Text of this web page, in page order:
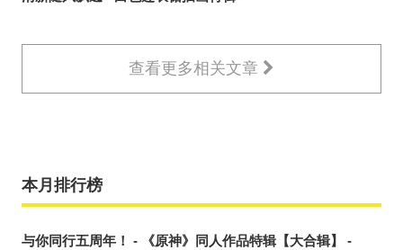
查看更多相关文章
本月排行榜
与你同行五周年！ - 《原神》同人作品特辑【大合辑】 -